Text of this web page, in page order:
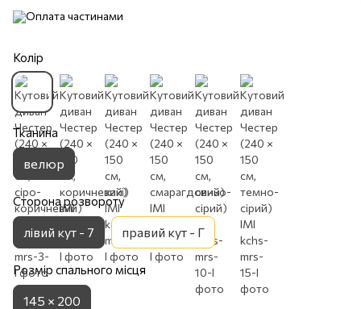
Колір
Тканина
велюр
Сторона розвороту
лівий кут - 7 правий кут - Г
Розмір спального місця
145 × 200